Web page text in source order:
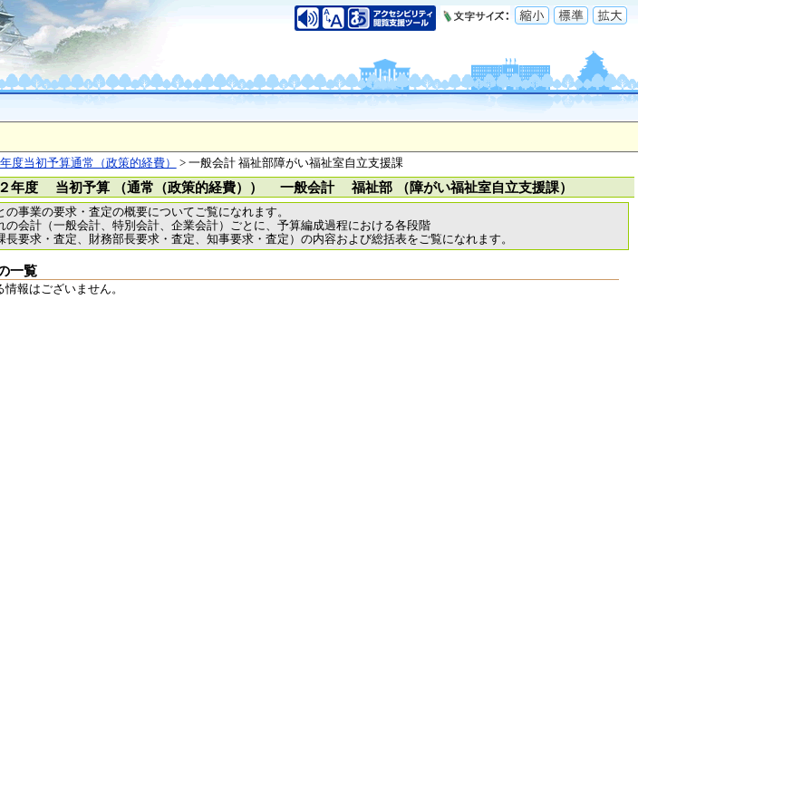
度当初予算通常（政策的経費） > 一般会計 福祉部障がい福祉室自立支援課
年度 当初予算 （通常（政策的経費）） 一般会計 福祉部 （障がい福祉室自立支援課）
の事業の要求・査定の概要についてご覧になれます。
の会計（一般会計、特別会計、企業会計）ごとに、予算編成過程における各段階
長要求・査定、財務部長要求・査定、知事要求・査定）の内容および総括表をご覧になれます。
一覧
情報はございません。
について
央区大手前2丁目
（代表電話）06-6941-0351
之江区南港北1-14-16
（代表電話）06-6941-0351
Prefecture,All rights reserved.